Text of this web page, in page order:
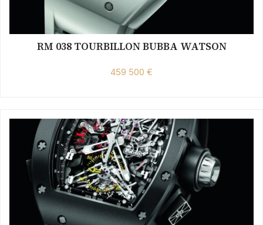
RM 038 TOURBILLON BUBBA WATSON
459 500 €